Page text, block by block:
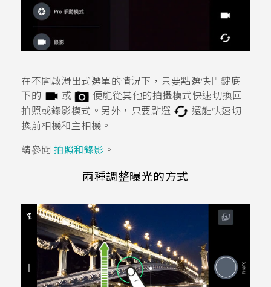
在不開啟滑出式選單的情況下，只要點選快門鍵底
下的
或
便能從其他的拍攝模式快速切換回
拍照或錄影模式。另外，只要點選
還能快速切
換前相機和主相機。
請參閱 拍照和錄影 。
兩種調整曝光的方式